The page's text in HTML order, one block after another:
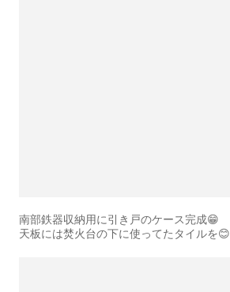
南部鉄器収納用に引き戸のケース完成😁
天板には焚火台の下に使ってたタイルを😊